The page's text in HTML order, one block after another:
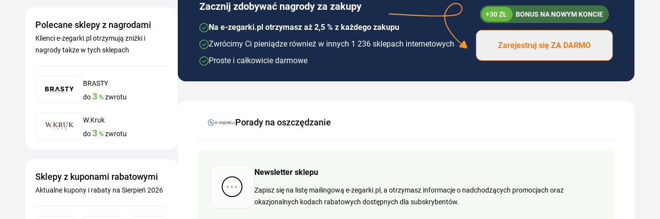
Polecane sklepy z nagrodami
Klienci e-zegarki.pl otrzymują zniżki i
nagrody także w tych sklepach
BRASTY
do3%zwrotu
W.Kruk
do3%zwrotu
Sklepy z kuponami rabatowymi
Aktualne kupony i rabaty na Sierpień 2026
Zacznij zdobywać nagrody za zakupy
Na e-zegarki.pl otrzymasz aż 2,5 % z każdego zakupu
Zwrócimy Ci pieniądze również w innych 1 236 sklepach internetowych
Proste i całkowicie darmowe
+30 ZŁ BONUS NA NOWYM KONCIE
Zarejestruj się ZA DARMO
Porady na oszczędzanie
Newsletter sklepu
Zapisz się na listę mailingową e-zegarki.pl, a otrzymasz informacje o nadchodzących promocjach oraz
okazjonalnych kodach rabatowych dostępnych dla subskrybentów.